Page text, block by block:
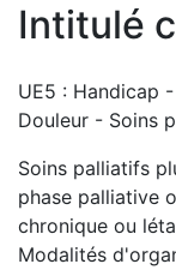
Intitulé
UE5 : Handicap
Douleur - Soins
Soins palliatifs
phase palliative
chronique ou
Modalités